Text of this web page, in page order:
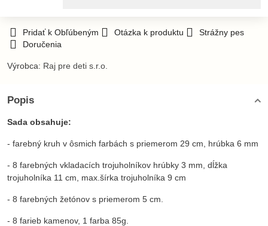
Pridať k Obľúbeným Otázka k produktu
Strážny pes
Doručenia
Výrobca: Raj pre deti s.r.o.
Popis
Sada obsahuje:
- farebný kruh v ôsmich farbách s priemerom 29 cm, hrúbka 6 mm
- 8 farebných vkladacích trojuholníkov hrúbky 3 mm, dĺžka
trojuholníka 11 cm, max.šírka trojuholníka 9 cm
- 8 farebných žetónov s priemerom 5 cm.
- 8 farieb kamenov, 1 farba 85g.